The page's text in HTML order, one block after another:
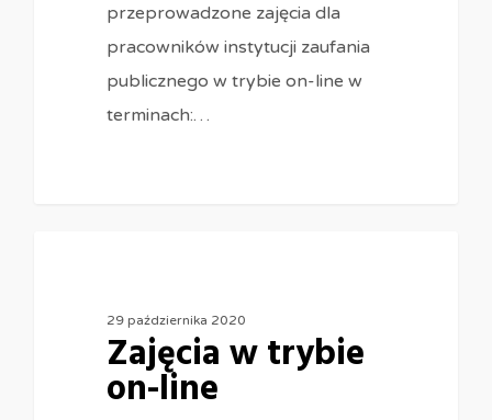
przeprowadzone zajęcia dla
pracowników instytucji zaufania
publicznego w trybie on-line w
terminach:…
29 października 2020
Zajęcia w trybie
on-line